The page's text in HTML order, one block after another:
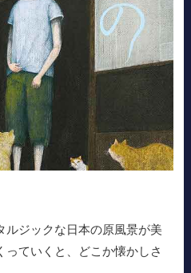
ルジックな日本の原風景が美
っていくと、どこか懐かしさ